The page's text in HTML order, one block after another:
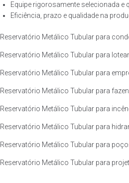
Equipe rigorosamente selecionada e
Eficiência, prazo e qualidade na
Reservatório Metálico Tubular para
Reservatório Metálico Tubular para
Reservatório Metálico Tubular para
Reservatório Metálico Tubular para
Reservatório Metálico Tubular para
Reservatório Metálico Tubular para
Reservatório Metálico Tubular para
Reservatório Metálico Tubular para